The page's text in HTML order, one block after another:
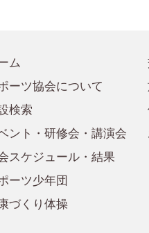
ム
ーツ協会について
検索
ント・研修会・講演会
スケジュール・結果
ーツ少年団
づくり体操